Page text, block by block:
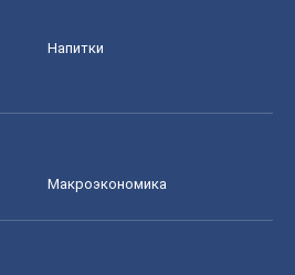
Напитки
Mакроэкономика